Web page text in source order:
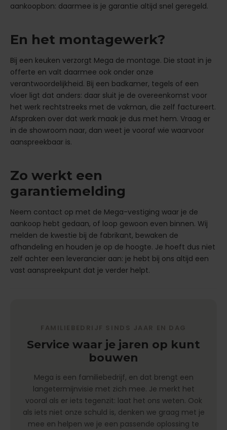
aankoopbon: daarmee is je garantie altijd snel geregeld.
En het montagewerk?
Bij een keuken verzorgt Mega de montage. Die staat in je
offerte en valt daarmee ook onder onze
verantwoordelijkheid. Bij een badkamer, tegels of een
vloer ligt dat anders: daar sluit je de overeenkomst voor
het werk rechtstreeks met de vakman, die zelf factureert.
Afspraken over dat werk maak je dus met hem. Vraag er
in de showroom naar, dan weet je vooraf wie waarvoor
aanspreekbaar is.
Zo werkt een
garantiemelding
Neem contact op met de Mega-vestiging waar je de
aankoop hebt gedaan, of loop gewoon even binnen. Wij
melden de kwestie bij de fabrikant, bewaken de
afhandeling en houden je op de hoogte. Je hoeft dus niet
zelf achter een leverancier aan: je hebt bij ons altijd een
vast aanspreekpunt dat je verder helpt.
FAMILIEBEDRIJF SINDS JAAR EN DAG
Service waar je jaren op kunt
bouwen
Mega is een familiebedrijf, en dat brengt een
langetermijnvisie met zich mee. Je merkt het
vooral als er iets tegenzit: laat het ons weten. Ook
als iets niet onze schuld is, denken we graag met je
mee en helpen we je een passende oplossing te